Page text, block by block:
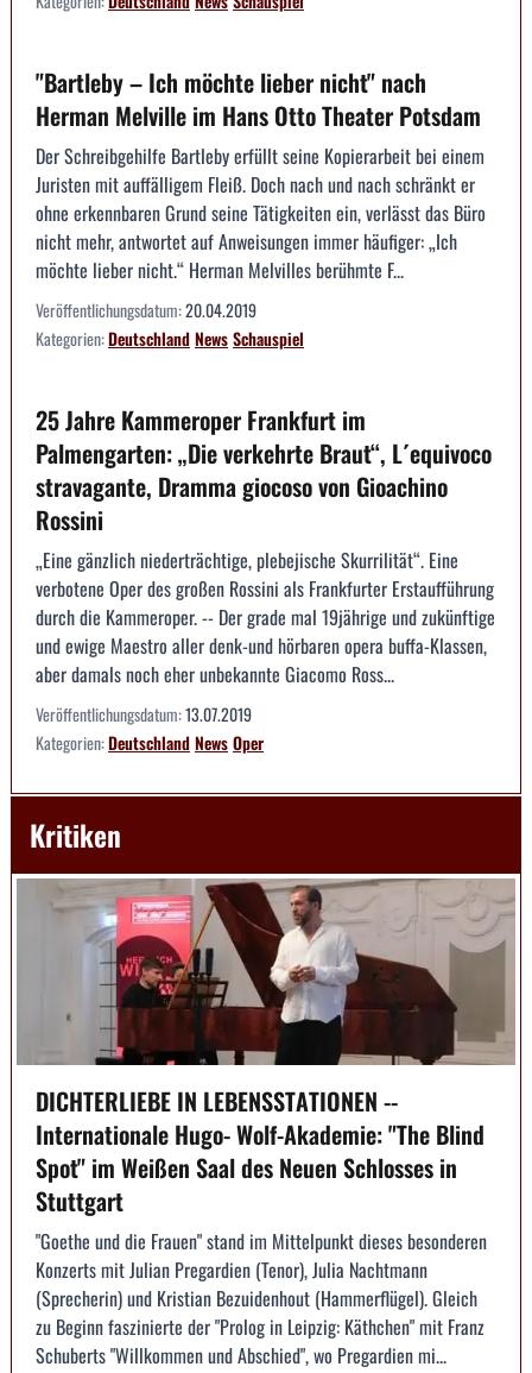
"Bartleby – Ich möchte lieber nicht" nach
Herman Melville im Hans Otto Theater Potsdam
Der Schreibgehilfe Bartleby erfüllt seine Kopierarbeit bei einem
Juristen mit auffälligem Fleiß. Doch nach und nach schränkt er
ohne erkennbaren Grund seine Tätigkeiten ein, verlässt das Büro
nicht mehr, antwortet auf Anweisungen immer häufiger: „Ich
möchte lieber nicht.“ Herman Melvilles berühmte F...
Veröffentlichungsdatum:20.04.2019
Kategorien:DeutschlandNewsSchauspiel
25 Jahre Kammeroper Frankfurt im
Palmengarten: „Die verkehrte Braut“, L´equivoco
stravagante, Dramma giocoso von Gioachino
Rossini
„Eine gänzlich niederträchtige, plebejische Skurrilität“. Eine
verbotene Oper des großen Rossini als Frankfurter Erstaufführung
durch die Kammeroper. -- Der grade mal 19jährige und zukünftige
und ewige Maestro aller denk-und hörbaren opera buffa-Klassen,
aber damals noch eher unbekannte Giacomo Ross...
Veröffentlichungsdatum:13.07.2019
Kategorien:DeutschlandNewsOper
Kritiken
DICHTERLIEBE IN LEBENSSTATIONEN --
Internationale Hugo- Wolf-Akademie: "The Blind
Spot" im Weißen Saal des Neuen Schlosses in
Stuttgart
"Goethe und die Frauen" stand im Mittelpunkt dieses besonderen
Konzerts mit Julian Pregardien (Tenor), Julia Nachtmann
(Sprecherin) und Kristian Bezuidenhout (Hammerflügel). Gleich
zu Beginn faszinierte der "Prolog in Leipzig: Käthchen" mit Franz
Schuberts "Willkommen und Abschied", wo Pregardien mi...